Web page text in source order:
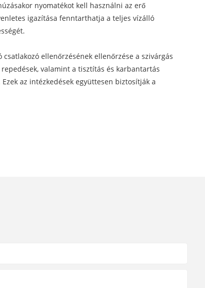
nyomatékot kell használni az erő
igazítása fenntarthatja a teljes vízálló
ellenőrzésének ellenőrzése a szivárgás
valamint a tisztítás és karbantartás
az intézkedések együttesen biztosítják a